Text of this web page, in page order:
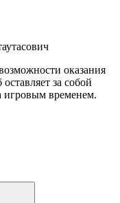
оказания
за собой
игровым временем.